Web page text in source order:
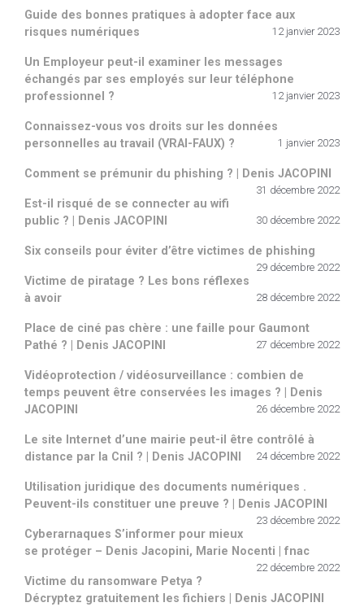
Guide des bonnes pratiques à adopter face aux
risques numériques
12 janvier 2023
Un Employeur peut-il examiner les messages
échangés par ses employés sur leur téléphone
professionnel ?
12 janvier 2023
Connaissez-vous vos droits sur les données
personnelles au travail (VRAI-FAUX) ?
1 janvier 2023
Comment se prémunir du phishing ? | Denis JACOPINI
31 décembre 2022
Est-il risqué de se connecter au wifi
public ? | Denis JACOPINI
30 décembre 2022
Six conseils pour éviter d’être victimes de phishing
29 décembre 2022
Victime de piratage ? Les bons réflexes
à avoir
28 décembre 2022
Place de ciné pas chère : une faille pour Gaumont
Pathé ? | Denis JACOPINI
27 décembre 2022
Vidéoprotection / vidéosurveillance : combien de
temps peuvent être conservées les images ? | Denis
JACOPINI
26 décembre 2022
Le site Internet d’une mairie peut-il être contrôlé à
distance par la Cnil ? | Denis JACOPINI
24 décembre 2022
Utilisation juridique des documents numériques .
Peuvent-ils constituer une preuve ? | Denis JACOPINI
23 décembre 2022
Cyberarnaques S’informer pour mieux
se protéger – Denis Jacopini, Marie Nocenti | fnac
22 décembre 2022
Victime du ransomware Petya ?
Décryptez gratuitement les fichiers | Denis JACOPINI